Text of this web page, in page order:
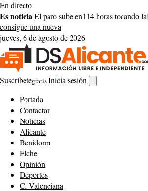
Saltar
al
contenido
En directo
Es noticiaEl paro sube en114 horas tocando la
consigue una nueva
jueves, 6 de agosto de 2026
Suscríbetegratis Inicia sesión
buscador
Portada
Contactar
Noticias
Alicante
Benidorm
Elche
Opinión
Deportes
C. Valenciana